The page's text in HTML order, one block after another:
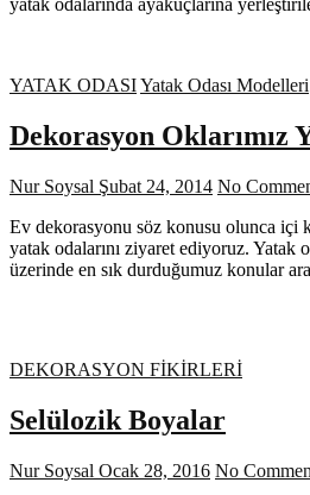
yatak odalarında ayakuçlarına
YATAK ODASIYatak Odası Modelleri
Dekorasyon Oklarımız
Nur Soysal Şubat 24, 2014 No
Ev dekorasyonu söz konusu olunca içi
yatak odalarını ziyaret ediyoruz. Yatak
üzerinde en sık durduğumuz konular
DEKORASYON FİKİRLERİ
Selülozik Boyalar
Nur Soysal Ocak 28, 2016 No